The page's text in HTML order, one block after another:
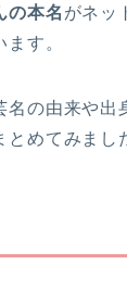
の本名 がネッ
す。
名の由来や
めてみまし